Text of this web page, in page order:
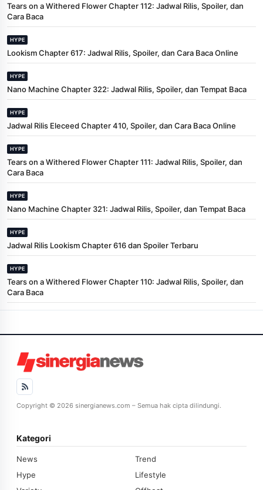
Tears on a Withered Flower Chapter 112: Jadwal Rilis, Spoiler, dan
Cara Baca
HYPE
Lookism Chapter 617: Jadwal Rilis, Spoiler, dan Cara Baca Online
HYPE
Nano Machine Chapter 322: Jadwal Rilis, Spoiler, dan Tempat Baca
HYPE
Jadwal Rilis Eleceed Chapter 410, Spoiler, dan Cara Baca Online
HYPE
Tears on a Withered Flower Chapter 111: Jadwal Rilis, Spoiler, dan
Cara Baca
HYPE
Nano Machine Chapter 321: Jadwal Rilis, Spoiler, dan Tempat Baca
HYPE
Jadwal Rilis Lookism Chapter 616 dan Spoiler Terbaru
HYPE
Tears on a Withered Flower Chapter 110: Jadwal Rilis, Spoiler, dan
Cara Baca
Copyright © 2026 sinergianews.com – Semua hak cipta dilindungi.
Kategori
News
Trend
Hype
Lifestyle